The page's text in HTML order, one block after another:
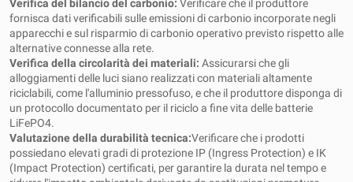
Verifica del bilancio del carbonio: Verificare che il produttore
fornisca dati verificabili sulle emissioni di carbonio incorporate negli
apparecchi e sul risparmio di carbonio operativo previsto rispetto alle
alternative connesse alla rete.
Verifica della circolarità dei materiali: Assicurarsi che gli
alloggiamenti delle luci siano realizzati con materiali altamente
riciclabili, come l'alluminio pressofuso, e che il produttore disponga di
un protocollo documentato per il riciclo a fine vita delle batterie
LiFePO4.
Valutazione della durabilità tecnica:Verificare che i prodotti
possiedano elevati gradi di protezione IP (Ingress Protection) e IK
(Impact Protection) certificati, per garantire la durata nel tempo e